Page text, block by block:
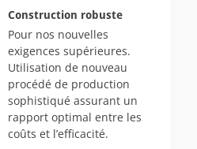
Construction robuste
Pour nos nouvelles
exigences supérieures.
Utilisation de nouveau
procédé de production
sophistiqué assurant un
rapport optimal entre les
coûts et l’efficacité.